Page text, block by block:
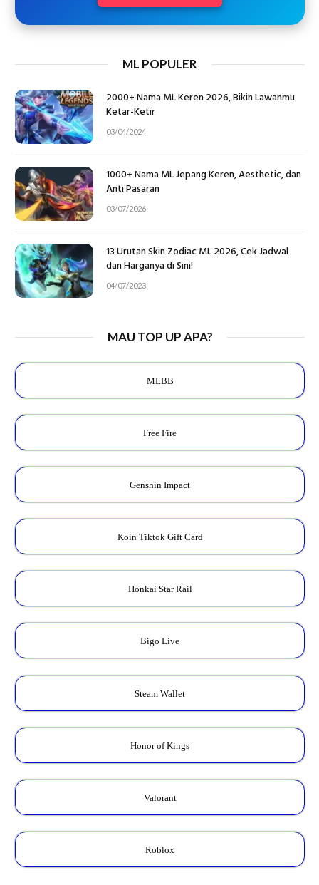
ML POPULER
2000+ Nama ML Keren 2026, Bikin Lawanmu
Ketar-Ketir
03/04/2024
1000+ Nama ML Jepang Keren, Aesthetic, dan
Anti Pasaran
03/07/2026
13 Urutan Skin Zodiac ML 2026, Cek Jadwal
dan Harganya di Sini!
04/07/2023
MAU TOP UP APA?
MLBB
Free Fire
Genshin Impact
Koin Tiktok Gift Card
Honkai Star Rail
Bigo Live
Steam Wallet
Honor of Kings
Valorant
Roblox